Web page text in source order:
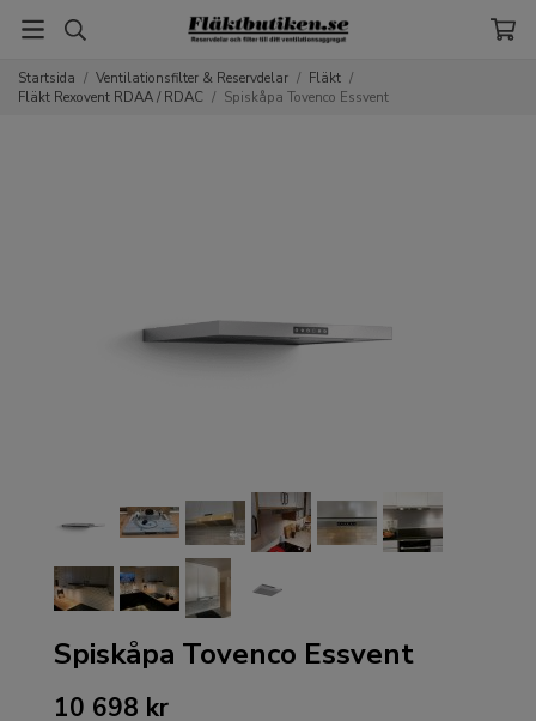
Startsida / Ventilationsfilter & Reservdelar / Fläkt /
Fläkt Rexovent RDAA / RDAC / Spiskåpa Tovenco Essvent
Spiskåpa Tovenco Essvent
10 698 kr